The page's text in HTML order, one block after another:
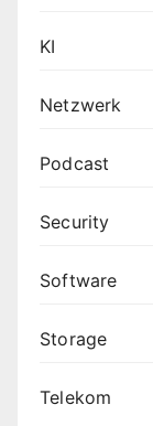
KI
Netzwerk
Podcast
Security
Software
Storage
Telekom